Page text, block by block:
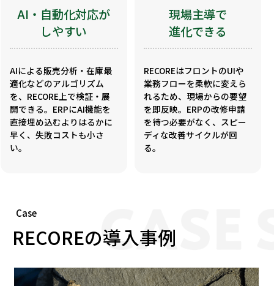
AI・自動化対応が
しやすい
AIによる販売分析・在庫最
適化などのアルゴリズム
を、RECORE上で検証・展
開できる。ERPにAI機能を
直接埋め込むよりはるかに
早く、失敗コストも小さ
い。
現場主導で
進化できる
RECOREはフロントのUIや
業務フローを柔軟に変えら
れるため、現場からの要望
を即反映。ERPの改修申請
を待つ必要がなく、スピー
ディな改善サイクルが回
る。
Case
RECOREの導入事例